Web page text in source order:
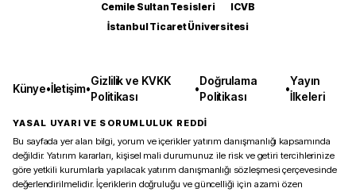
Cemile Sultan Tesisleri
ICVB
İstanbul Ticaret Üniversitesi
Künye•İletişim•
Gizlilik ve KVKK
Politikası
•
Doğrulama
Politikası
•
Yayın
İlkeleri
YASAL UYARI VE SORUMLULUK REDDİ
Bu sayfada yer alan bilgi, yorum ve içerikler yatırım danışmanlığı kapsamında
değildir. Yatırım kararları, kişisel mali durumunuz ile risk ve getiri tercihlerinize
göre yetkili kurumlarla yapılacak yatırım danışmanlığı sözleşmesi çerçevesinde
değerlendirilmelidir. İçeriklerin doğruluğu ve güncelliği için azami özen